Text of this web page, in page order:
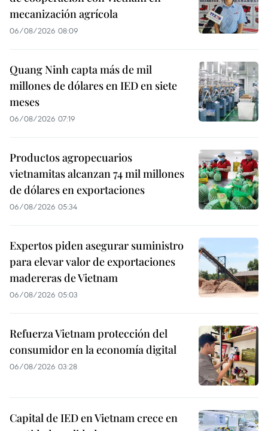
mecanización agrícola
06/08/2026 08:09
Quang Ninh capta más de mil
millones de dólares en IED en siete
meses
06/08/2026 07:19
Productos agropecuarios
vietnamitas alcanzan 74 mil millones
de dólares en exportaciones
06/08/2026 05:34
Expertos piden asegurar suministro
para elevar valor de exportaciones
madereras de Vietnam
06/08/2026 05:03
Refuerza Vietnam protección del
consumidor en la economía digital
06/08/2026 03:28
Capital de IED en Vietnam crece en